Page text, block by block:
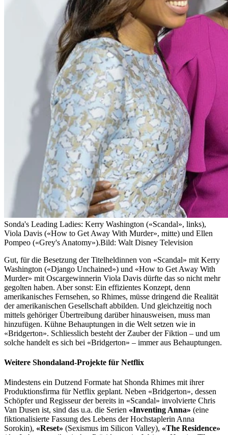
Sonda's Leading Ladies: Kerry Washington («Scandal», links),
Viola Davis («How to Get Away With Murder», mitte) und Ellen
Pompeo («Grey's Anatomy»).Bild: Walt Disney Television
Gut, für die Besetzung der Titelheldinnen von «Scandal» mit Kerry
Washington («Django Unchained») und «How to Get Away With
Murder» mit Oscargewinnerin Viola Davis dürfte das so nicht mehr
gegolten haben. Aber sonst: Ein effizientes Konzept, denn
amerikanisches Fernsehen, so Rhimes, müsse dringend die Realität
der amerikanischen Gesellschaft abbilden. Und gleichzeitig noch
mittels gehöriger Übertreibung darüber hinausweisen, muss man
hinzufügen. Kühne Behauptungen in die Welt setzen wie in
«Bridgerton». Schliesslich besteht der Zauber der Fiktion – und um
solche handelt es sich bei «Bridgerton» – immer aus Behauptungen.
Weitere Shondaland-Projekte für Netflix
Mindestens ein Dutzend Formate hat Shonda Rhimes mit ihrer
Produktionsfirma für Netflix geplant. Neben «Bridgerton», dessen
Schöpfer und Regisseur der bereits in «Scandal» involvierte Chris
Van Dusen ist, sind das u.a. die Serien «Inventing Anna» (eine
fiktionalisierte Fassung des Lebens der Hochstaplerin Anna
Sorokin), «Reset» (Sexismus im Silicon Valley), «The Residence»